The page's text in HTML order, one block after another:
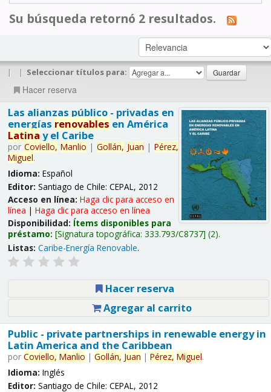
Su búsqueda retornó 2 resultados.
| | Seleccionar títulos para:
Hacer reserva
Las alianzas público - privadas en
energías renovables en América
Latina y el Caribe
por Coviello, Manlio | Gollán, Juan | Pérez,
Miguel.
Idioma: Español
Editor: Santiago de Chile: CEPAL, 2012
Acceso en línea: Haga clic para acceso en
línea | Haga clic para acceso en línea
Disponibilidad: Ítems disponibles para
préstamo: Signatura topográfica: 333.793/C8737 (2).
Listas: Caribe-Energía Renovable.
Hacer reserva
Agregar al carrito
Public - private partnerships in renewable energy in
Latin America and the Caribbean
por Coviello, Manlio | Gollán, Juan | Pérez, Miguel.
Idioma: Inglés
Editor: Santiago de Chile: CEPAL, 2012